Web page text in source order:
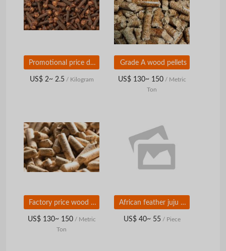
Promotional price dried cloves
US$ 2~ 2.5/ Kilogram
Grade A wood pellets
US$ 130~ 150/ Metric
Ton
Factory price wood pellets
US$ 130~ 150/ Metric
Ton
African feather juju hats
US$ 40~ 55/ Piece